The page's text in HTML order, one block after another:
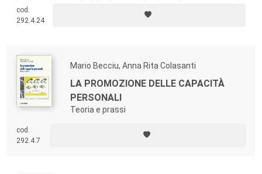
elementi per la realizzazione di strategie educative adeguate.
cod.
292.4.24
Mario Becciu, Anna Rita Colasanti
LA PROMOZIONE DELLE CAPACITÀ
PERSONALI
Teoria e prassi
cod.
292.4.7